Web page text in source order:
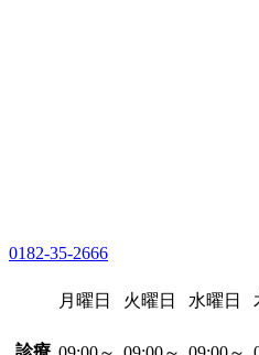
0182-35-2666
月曜日 火曜日 水曜日
診療